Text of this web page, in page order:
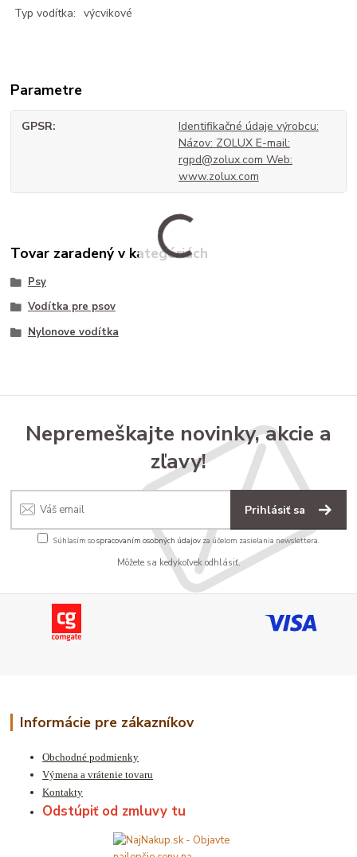
Typ vodítka: výcvikové
Parametre
GPSR
Identifikačné údaje výrobcu:
Názov: ZOLUX E-mail:
rgpd@zolux.com Web:
www.zolux.com
Tovar zaradený v kategóriách
Psy
Vodítka pre psov
Nylonove vodítka
Nepremeškajte novinky, akcie a
zľavy!
Prihlásiť sa
Súhlasím sospracovaním osobných údajov za účelom zasielania newslettera.
Môžete sa kedykoľvek odhlásiť.
Informácie pre zákazníkov
Obchodné podmienky
Výmena a vrátenie tovaru
Kontakty
Odstúpiť od zmluvy tu